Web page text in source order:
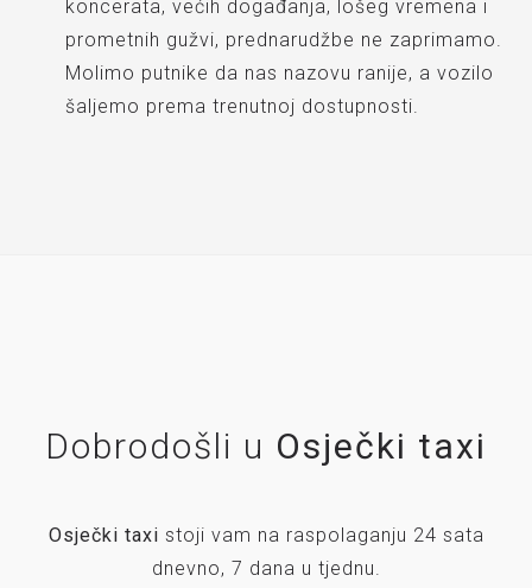
koncerata, većih događanja, lošeg vremena i
prometnih gužvi, prednarudžbe ne zaprimamo.
Molimo putnike da nas nazovu ranije, a vozilo
šaljemo prema trenutnoj dostupnosti.
Dobrodošli u Osječki taxi
Osječki taxi stoji vam na raspolaganju 24 sata
dnevno, 7 dana u tjednu.